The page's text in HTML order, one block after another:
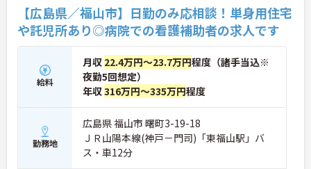
【広島県／福山市】日勤のみ応相談！単身用住宅
や託児所あり◎病院での看護補助者の求人です
給料
月収 22.4万円～23.7万円程度（諸手当込※
夜勤5回想定）
年収316万円～335万円程度
勤務地
広島県 福山市 曙町3-19-18
ＪＲ山陽本線(神戸－門司)「東福山駅」バ
ス・車12分